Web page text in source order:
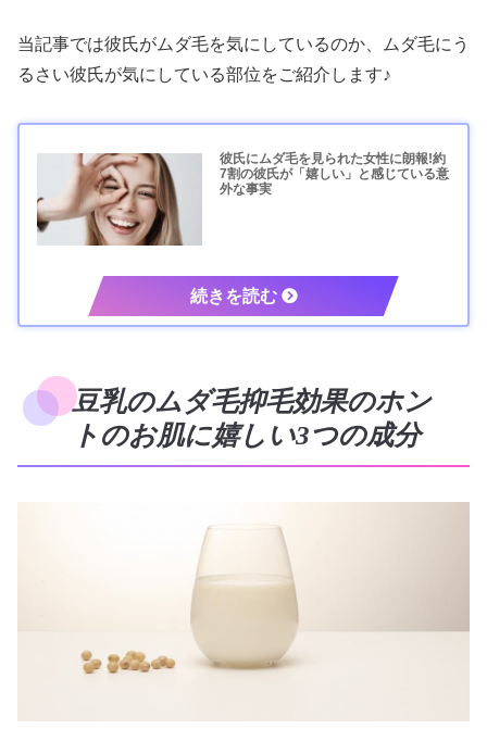
当記事では彼氏がムダ毛を気にしているのか、ムダ毛にう
るさい彼氏が気にしている部位をご紹介します♪
彼氏にムダ毛を見られた女性に朗報!約
7割の彼氏が「嬉しい」と感じている意
外な事実
豆乳のムダ毛抑毛効果のホン
トのお肌に嬉しい3つの成分